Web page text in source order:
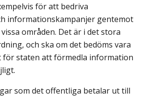
för att bedriva
informationskampanjer gentemot
områden. Det är i det stora
och ska om det bedöms vara
staten att förmedla information
som det offentliga betalar ut till